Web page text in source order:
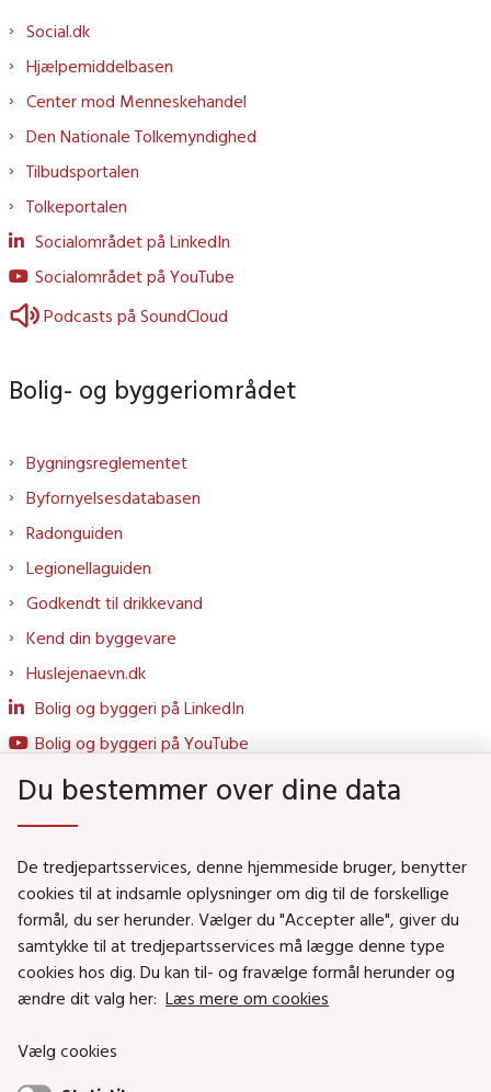
Social.dk
Hjælpemiddelbasen
Center mod Menneskehandel
Den Nationale Tolkemyndighed
Tilbudsportalen
Tolkeportalen
Socialområdet på LinkedIn
Socialområdet på YouTube
Podcasts på SoundCloud
Bolig- og byggeriområdet
Bygningsreglementet
Byfornyelsesdatabasen
Radonguiden
Legionellaguiden
Godkendt til drikkevand
Kend din byggevare
Huslejenaevn.dk
Bolig og byggeri på LinkedIn
Bolig og byggeri på YouTube
Social- og Boligministeriet
Job i Social- og Boligstyrelsen
Puljer og tilskud
Nyhedsbreve
Social- og Boligstyrelsens nyheder som RSS feed
Du bestemmer over dine data
De tredjepartsservices, denne hjemmeside bruger, benytter
cookies til at indsamle oplysninger om dig til de forskellige
formål, du ser herunder. Vælger du "Accepter alle", giver du
samtykke til at tredjepartsservices må lægge denne type
cookies hos dig. Du kan til- og fravælge formål herunder og
ændre dit valg her: Læs mere om cookies
Vælg cookies